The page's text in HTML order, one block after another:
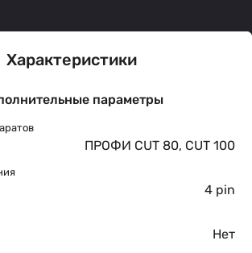
Характеристики
параметры
ПРОФИ CUT 80, CUT 100
4 pin
Нет